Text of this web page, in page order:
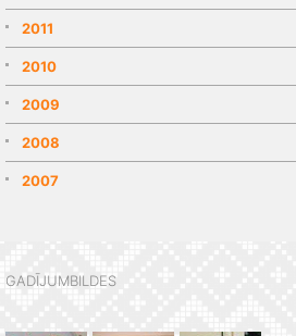
2011
2010
2009
2008
2007
GADĪJUMBILDES